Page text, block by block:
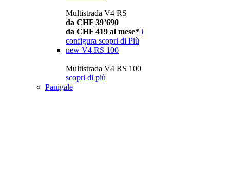
Multistrada V4 RS
da CHF 39’690
da CHF 419 al mese* i
configura scopri di Più
new V4 RS 100
Multistrada V4 RS 100
scopri di più
Panigale